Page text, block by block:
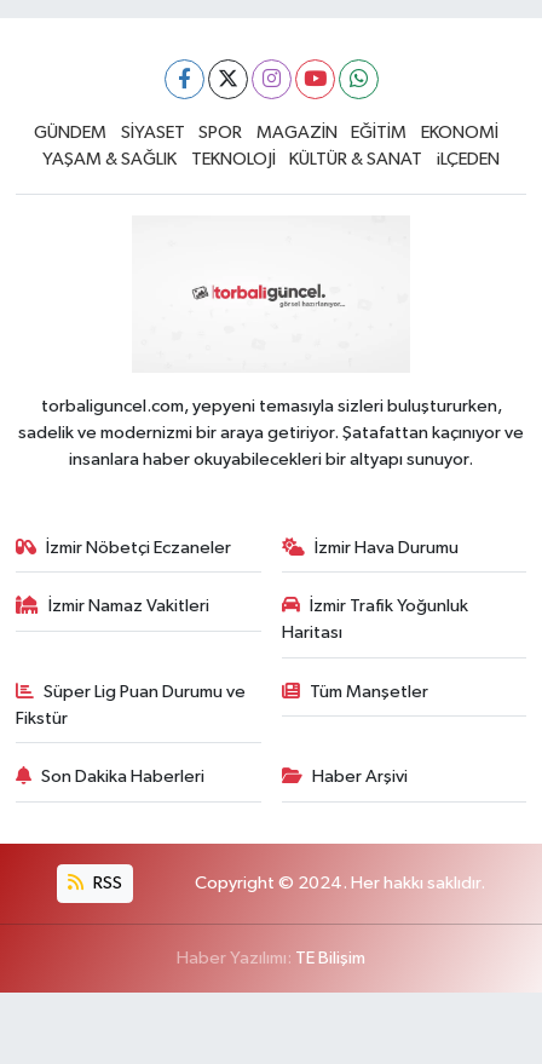
GÜNDEM SİYASET SPOR MAGAZİN EĞİTİM
EKONOMİ
YAŞAM & SAĞLIK
TEKNOLOJİ KÜLTÜR & SANAT iLÇEDEN
torbaliguncel.com, yepyeni temasıyla sizleri buluştururken,
sadelik ve modernizmi bir araya getiriyor. Şatafattan kaçınıyor ve
insanlara haber okuyabilecekleri bir altyapı sunuyor.
İzmir Nöbetçi Eczaneler İzmir Hava Durumu
İzmir Namaz Vakitleri
İzmir Trafik Yoğunluk
Haritası
Süper Lig Puan Durumu ve
Fikstür
Tüm Manşetler
Son Dakika Haberleri Haber Arşivi
RSS Copyright © 2024. Her hakkı saklıdır.
Haber Yazılımı: TE Bilişim